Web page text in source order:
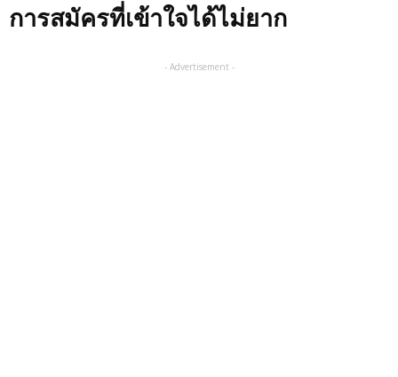
การสมัครที่เข้าใจได้ไม่ยาก
- Advertisement -